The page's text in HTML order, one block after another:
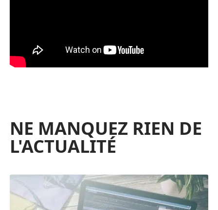
NE MANQUEZ RIEN DE
L'ACTUALITÉ